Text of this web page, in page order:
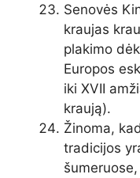
Senovės
kraujas
plakimo
Europos
iki XVII
kraują).
Žinoma,
tradicijos